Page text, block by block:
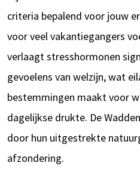
criteria bepalend voor jouw
voor veel vakantiegangers
verlaagt stresshormonen
gevoelens van welzijn, wat
bestemmingen maakt voor
dagelijkse drukte. De
door hun uitgestrekte
afzondering.